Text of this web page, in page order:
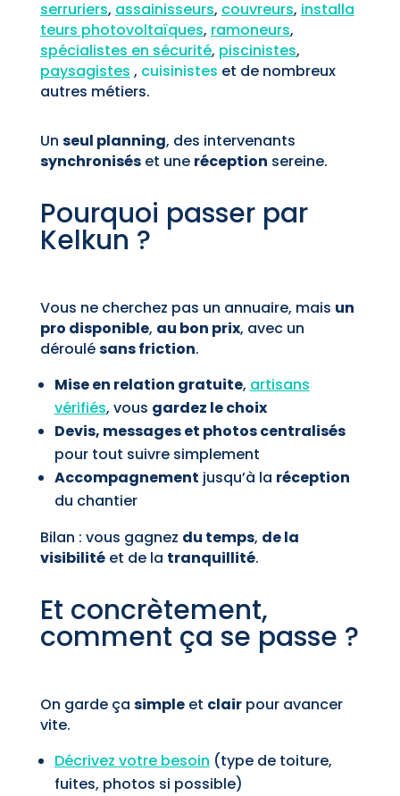
serruriers, assainisseurs, couvreurs, installa
teurs photovoltaïques, ramoneurs,
spécialistes en sécurité, piscinistes,
paysagistes , cuisinistes et de nombreux
autres métiers.
Un seul planning, des intervenants
synchroniséset une réception sereine.
Pourquoi passer par
Kelkun ?
Vous ne cherchez pas un annuaire, mais un
pro disponible, au bon prix, avec un
déroulésans friction.
Mise en relation gratuite, artisans
vérifiés, vous gardez le choix
Devis, messages et photos centralisés
pour tout suivre simplement
Accompagnement jusqu’à la réception
du chantier
Bilan : vous gagnez du temps, de la
visibilitéet de la tranquillité.
Et concrètement,
comment ça se passe ?
On garde ça simpleet clairpour avancer
vite.
Décrivez votre besoin (type de toiture,
fuites, photos si possible)